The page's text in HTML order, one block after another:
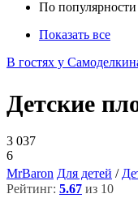
По популярности
Показать все
В гостях у
Детские
3 037
6
MrBaron Для детей /
Рейтинг: 5.67 из 10